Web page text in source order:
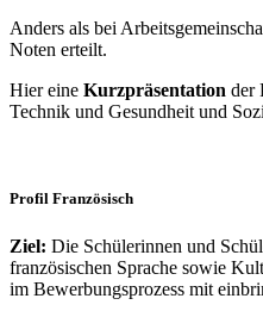
Anders als bei
Noten erteilt.
Hier eine Kurzpräsentation der
Technik und Gesundheit und
Profil Französisch
Ziel: Die Schülerinnen und
französischen Sprache sowie
im Bewerbungsprozess mit